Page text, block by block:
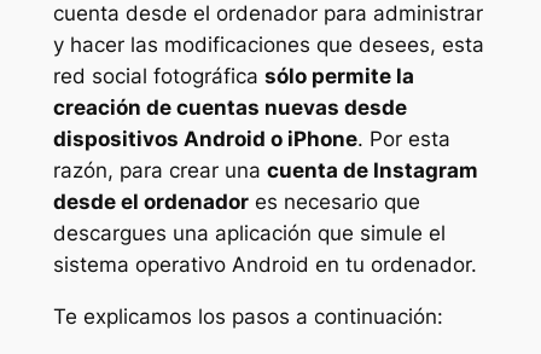
cuenta desde el ordenador para administrar
y hacer las modificaciones que desees, esta
red social fotográfica sólo permite la
creación de cuentas nuevas desde
dispositivos Android o iPhone. Por esta
razón, para crear una cuenta de Instagram
desde el ordenadores necesario que
descargues una aplicación que simule el
sistema operativo Android en tu ordenador.
Te explicamos los pasos a continuación: